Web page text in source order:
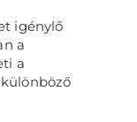
igénylő
a
a